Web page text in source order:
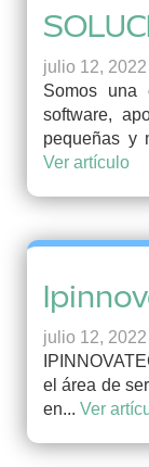
julio 12,
Somos una
software,
pequeñas y
Ver artículo
julio 12,
el área de
en... Ver